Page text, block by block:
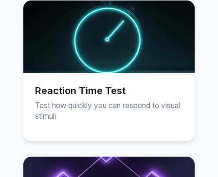
Reaction Time Test
Test how quickly you can respond to visual
stimuli